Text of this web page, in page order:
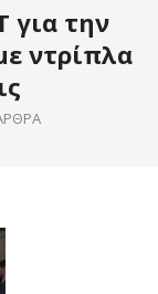
για την
ντρίπλα